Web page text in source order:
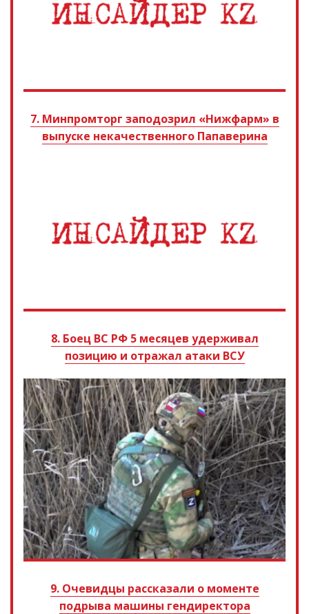
7. Минпромторг заподозрил «Нижфарм» в
выпуске некачественного Папаверина
8. Боец ВС РФ 5 месяцев удерживал
позицию и отражал атаки ВСУ
9. Очевидцы рассказали о моменте
подрыва машины гендиректора